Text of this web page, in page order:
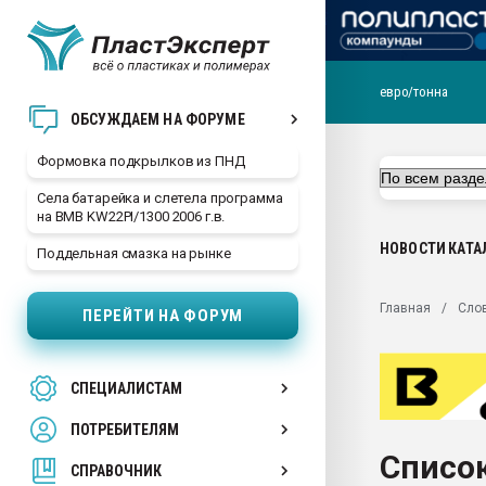
ОБСУЖДАЕМ НА ФОРУМЕ
Формовка подкрылков из ПНД
Села батарейка и слетела программа
на BMB KW22PI/1300 2006 г.в.
Поддельная смазка на рынке
ПЕРЕЙТИ НА ФОРУМ
СПЕЦИАЛИСТАМ
ПОТРЕБИТЕЛЯМ
СПРАВОЧНИК
29.07.2026 ФРП помог
Вакуум-формовочные
ближайшее
28.07.2026
первый план в
ситуацией на
евро/тонна
НОВОСТИ
Главная